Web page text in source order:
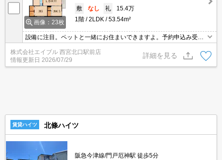
画像：23枚
敷
なし 礼
15.4万
1階
2LDK 53.54m²
設備に注目。ペットと一緒にお住まいできますよ。予約申込み受付
致します!。TVモニターホンで安心生活を!。システムキッチンをお
好みの方に。インターネット無料。TVモニターホンで安心生活を!。
株式会社エイブル 西宮北口駅前店
情報更新日 2026/07/29
詳細を見る
賃貸ハイツ 北條ハイツ
阪急今津線/門戸厄神駅 徒歩5分